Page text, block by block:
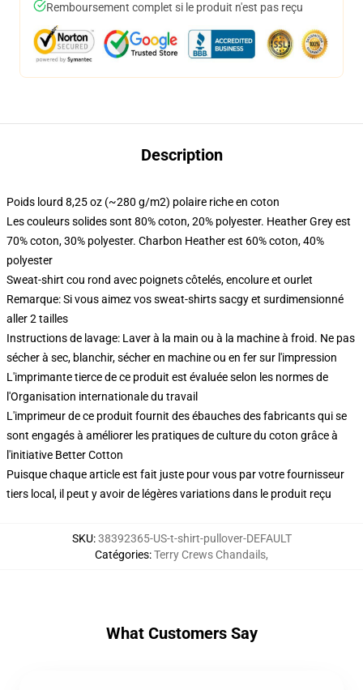
Remboursement complet si le produit n'est pas reçu
Description
Poids lourd 8,25 oz (~280 g/m2) polaire riche en coton
Les couleurs solides sont 80% coton, 20% polyester. Heather Grey est
70% coton, 30% polyester. Charbon Heather est 60% coton, 40%
polyester
Sweat-shirt cou rond avec poignets côtelés, encolure et ourlet
Remarque: Si vous aimez vos sweat-shirts sacgy et surdimensionné
aller 2 tailles
Instructions de lavage: Laver à la main ou à la machine à froid. Ne pas
sécher à sec, blanchir, sécher en machine ou en fer sur l'impression
L'imprimante tierce de ce produit est évaluée selon les normes de
l'Organisation internationale du travail
L'imprimeur de ce produit fournit des ébauches des fabricants qui se
sont engagés à améliorer les pratiques de culture du coton grâce à
l'initiative Better Cotton
Puisque chaque article est fait juste pour vous par votre fournisseur
tiers local, il peut y avoir de légères variations dans le produit reçu
SKU:38392365-US-t-shirt-pullover-DEFAULT
Catégories:Terry Crews Chandails,
What Customers Say